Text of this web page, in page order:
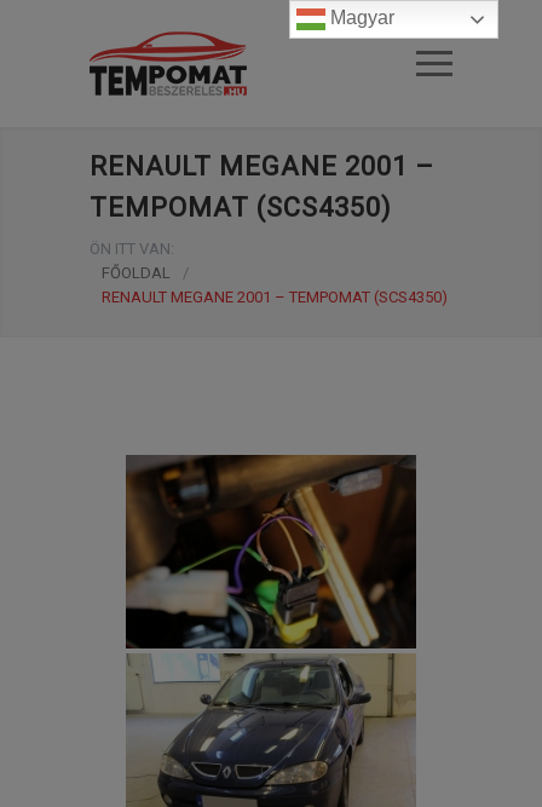
RENAULT MEGANE 2001 –
TEMPOMAT (SCS4350)
ÖN ITT VAN:
FŐOLDAL
/
RENAULT MEGANE 2001 – TEMPOMAT (SCS4350)
Magyar